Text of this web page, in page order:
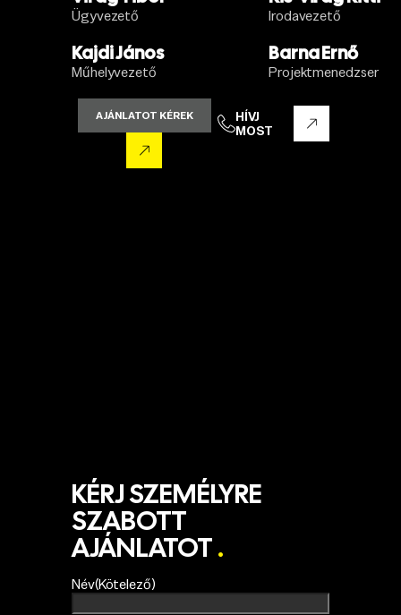
Ügyvezető Irodavezető
Kajdi János
Műhelyvezető
Barna Ernő
Projektmenedzser
AJÁNLATOT KÉREK
HÍVJ
MOST
KÉRJ SZEMÉLYRE
SZABOTT
AJÁNLATOT.
Név(Kötelező)